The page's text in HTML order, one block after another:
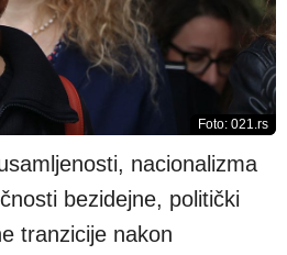
Foto: 021.rs
nacionalizma
bezidejne, politički
tranzicije nakon